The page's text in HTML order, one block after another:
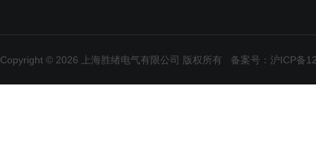
Copyright © 2026 上海胜绪电气有限公司 版权所有 备案号：沪ICP备